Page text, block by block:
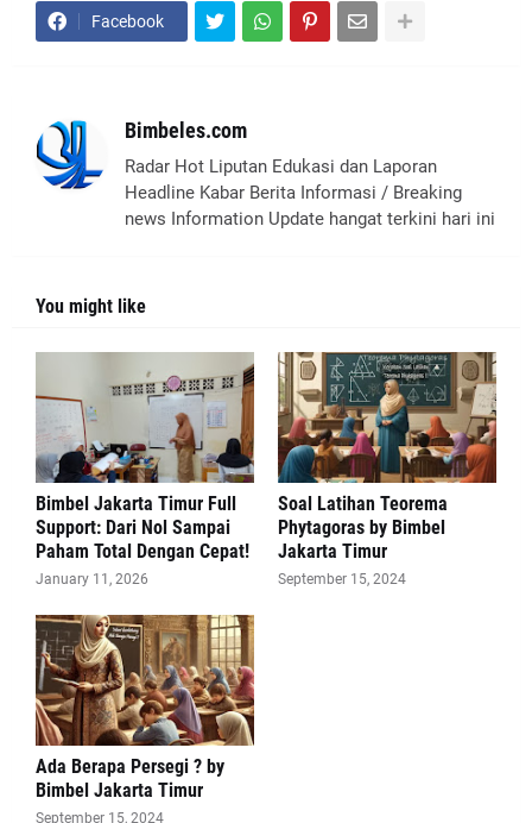
Facebook
Bimbeles.com
Radar Hot Liputan Edukasi dan Laporan
Headline Kabar Berita Informasi / Breaking
news Information Update hangat terkini hari ini
You might like
Bimbel Jakarta Timur Full
Support: Dari Nol Sampai
Paham Total Dengan Cepat!
January 11, 2026
Soal Latihan Teorema
Phytagoras by Bimbel
Jakarta Timur
September 15, 2024
Ada Berapa Persegi ? by
Bimbel Jakarta Timur
September 15, 2024